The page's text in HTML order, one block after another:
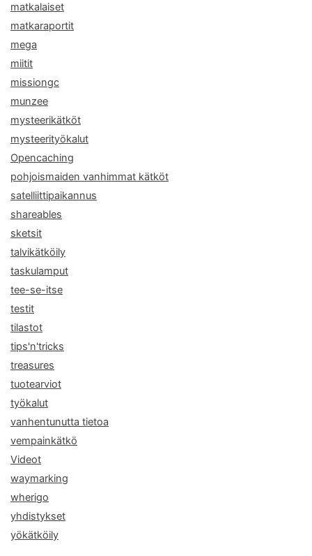
matkalaiset
matkaraportit
mega
miitit
missiongc
munzee
mysteerikätköt
mysteerityökalut
Opencaching
pohjoismaiden vanhimmat kätköt
satelliittipaikannus
shareables
sketsit
talvikätköily
taskulamput
tee-se-itse
testit
tilastot
tips'n'tricks
treasures
tuotearviot
työkalut
vanhentunutta tietoa
vempainkätkö
Videot
waymarking
wherigo
yhdistykset
yökätköily